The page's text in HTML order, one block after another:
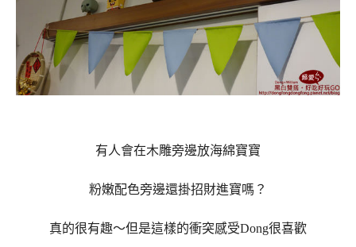
有人會在木雕旁邊放海綿寶寶
粉嫩配色旁邊還掛招財進寶嗎？
真的很有趣～但是這樣的衝突感受Dong很喜歡